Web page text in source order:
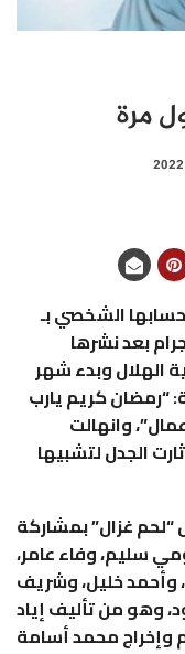
مرة
حسابها الشخصي بـ
بعد نشرها
الهلال وبدء شهر
“رمضان كريم يارب
وانهالت
الجدل لتشبيها
غزال” بمشاركة
سليم، وفاء عامر،
وأحمد خليل، وشريف
وهو من تأليف إياد